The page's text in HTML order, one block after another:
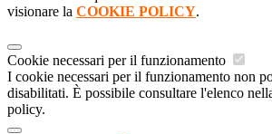
visionare la COOKIE POLICY.
Cookie necessari per il funzionamento
I cookie necessari per il funzionamento non
disabilitati. È possibile consultare l'elenco
policy.